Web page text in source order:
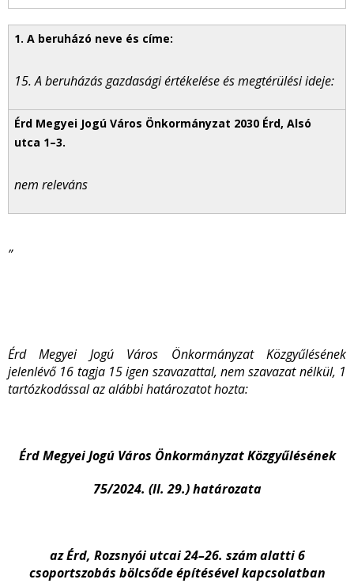
15. A beruházás gazdasági értékelése és megtérülési ideje:
nem releváns
”
Érd Megyei Jogú Város Önkormányzat Közgyűlésének
jelenlévő 16 tagja 15 igen szavazattal, nem szavazat nélkül, 1
tartózkodással az alábbi határozatot hozta:
Érd Megyei Jogú Város Önkormányzat Közgyűlésének
75/2024. (II. 29.) határozata
az Érd, Rozsnyói utcai 24–26. szám alatti 6
csoportszobás bölcsőde építésével kapcsolatban